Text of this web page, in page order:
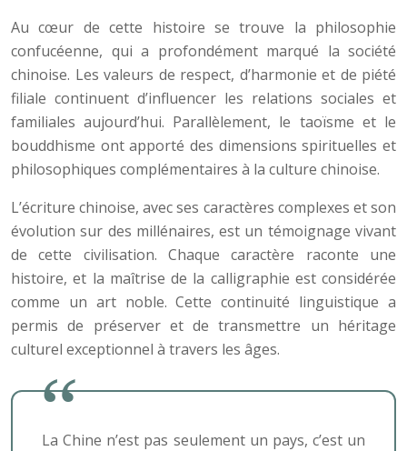
Au cœur de cette histoire se trouve la philosophie
confucéenne, qui a profondément marqué la société
chinoise. Les valeurs de respect, d’harmonie et de piété
filiale continuent d’influencer les relations sociales et
familiales aujourd’hui. Parallèlement, le taoïsme et le
bouddhisme ont apporté des dimensions spirituelles et
philosophiques complémentaires à la culture chinoise.
L’écriture chinoise, avec ses caractères complexes et son
évolution sur des millénaires, est un témoignage vivant
de cette civilisation. Chaque caractère raconte une
histoire, et la maîtrise de la calligraphie est considérée
comme un art noble. Cette continuité linguistique a
permis de préserver et de transmettre un héritage
culturel exceptionnel à travers les âges.
La Chine n’est pas seulement un pays, c’est un